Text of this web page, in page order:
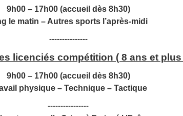
9h00 – 17h00 (accueil dès 8h30)
le matin – Autres sports l’après-midi
---------------
licenciés compétition ( 8 ans et plus
9h00 – 17h00 (accueil dès 8h30)
physique – Technique – Tactique
----------------